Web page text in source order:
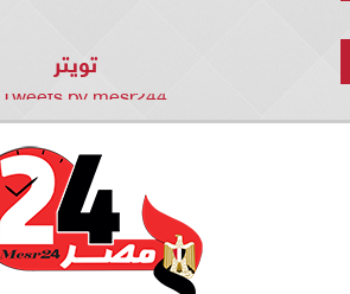
تويتر
Tweets by mesr244